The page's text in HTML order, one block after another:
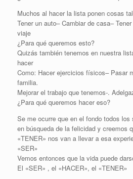
Muchos al hacer la lista ponen cosas
Tener un auto– Cambiar de casa–
viaje
¿Para qué queremos esto?
Quizás también tenemos en nuestra
hacer
Como: Hacer ejercicios físicos– Pasar
familia.
Mejorar el trabajo que tenemos-.
¿Para qué queremos hacer eso?
Se me ocurre que en el fondo todos
en búsqueda de la felicidad y creemos
«TENER» nos van a llevar a esa
«SER»
Vemos entonces que la vida puede
El «SER» , el «HACER», el «TENER»